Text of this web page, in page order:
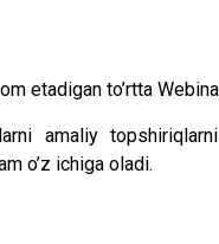
etadigan to’rtta Webinar
amaliy
o’z ichiga oladi.